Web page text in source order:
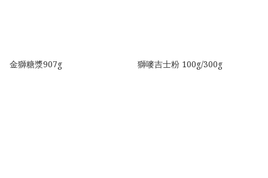
金獅糖漿907g 獅嘜吉士粉 100g/300g